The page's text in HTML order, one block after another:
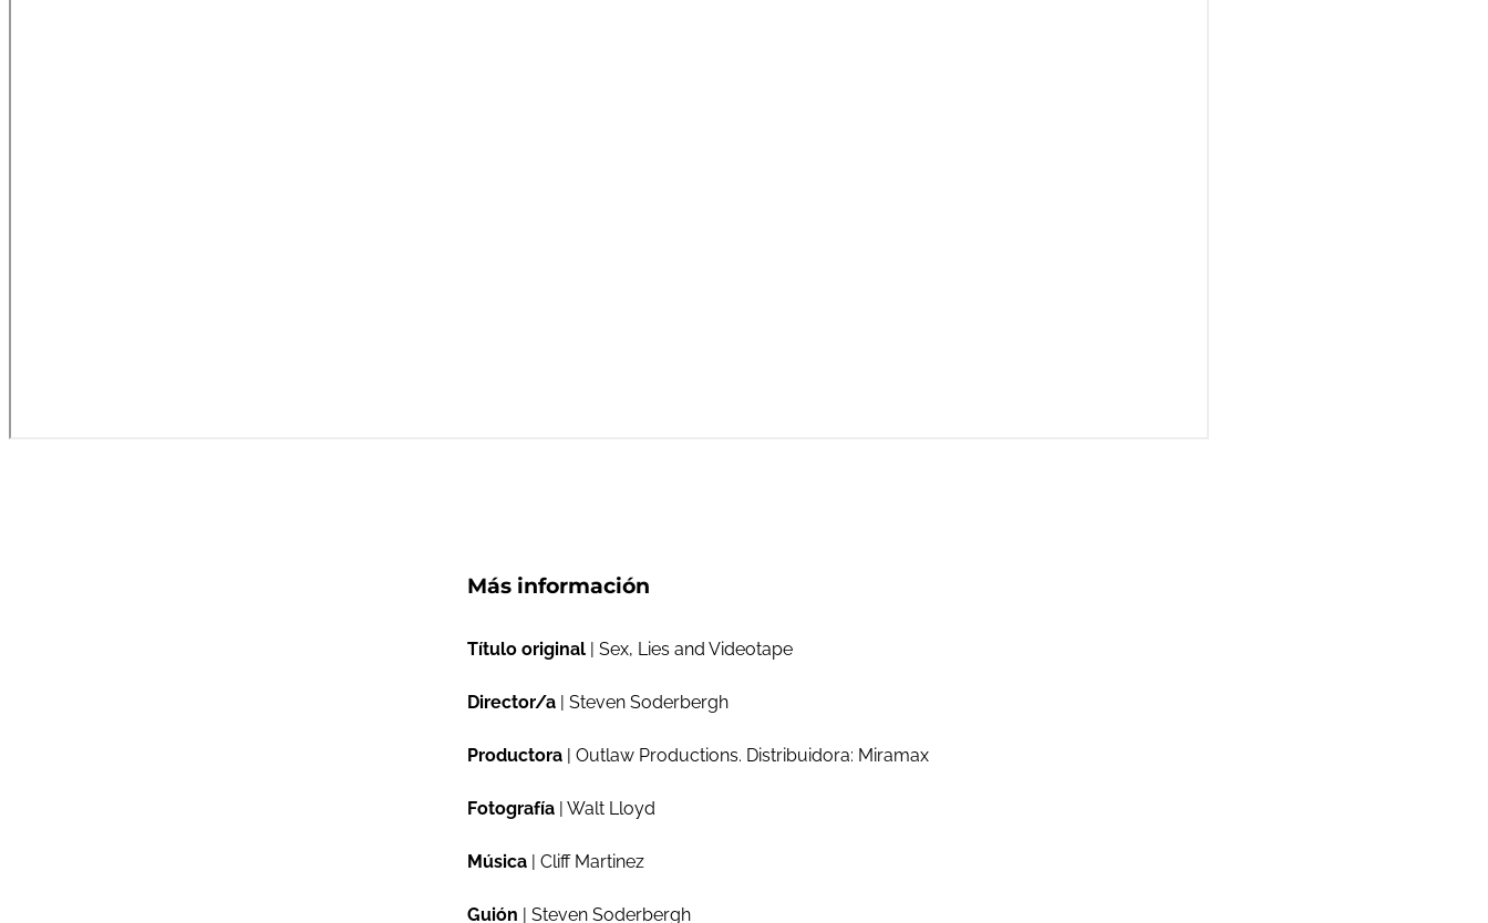
Más información
Título original | Sex, Lies and Videotape
Director/a | Steven Soderbergh
Productora | Outlaw Productions. Distribuidora: Miramax
Fotografía | Walt Lloyd
Música | Cliff Martinez
Guión | Steven Soderbergh